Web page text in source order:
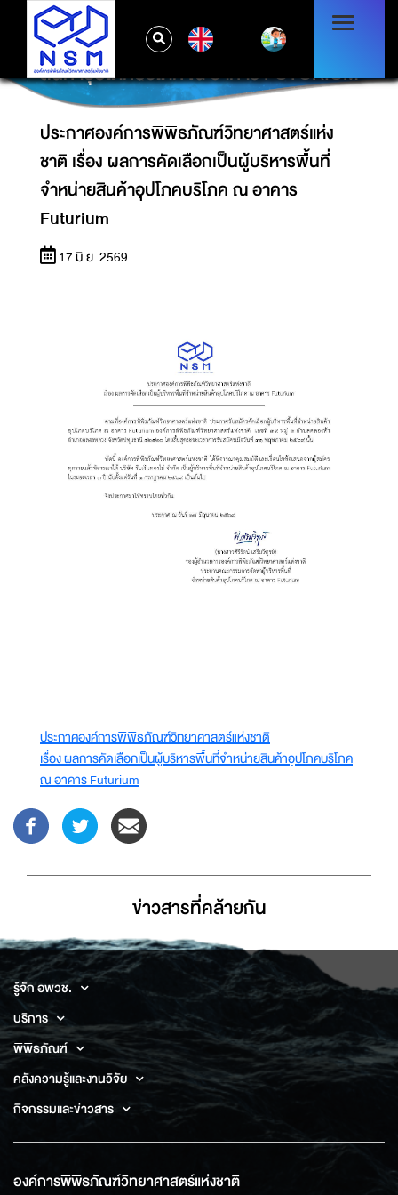
ประกาศองค์การพิพิธภัณฑ์วิทยาศาสตร์แห่งชาติ
เรื่อง ผลการคัดเลือกเป็นผู้บริหารพื้นที่จำหน่าย
สินค้าอุปโภคบริโภค ณ อาคาร FUTURIUM
ประกาศองค์การพิพิธภัณฑ์วิทยาศาสตร์แห่ง
ชาติ เรื่อง ผลการคัดเลือกเป็นผู้บริหารพื้นที่
จำหน่ายสินค้าอุปโภคบริโภค ณ อาคาร
Futurium
17 มิ.ย. 2569
ประกาศองค์การพิพิธภัณฑ์วิทยาศาสตร์แห่งชาติ
เรื่อง ผลการคัดเลือกเป็นผู้บริหารพื้นที่จำหน่ายสินค้าอุปโภคบริโภค
ณ อาคาร Futurium
ข่าวสารที่่คล้ายกัน
รู้จัก อพวช.
บริการ
พิพิธภัณฑ์
คลังความรู้และงานวิจัย
กิจกรรมและข่าวสาร
องค์การพิพิธภัณฑ์วิทยาศาสตร์แห่งชาติ